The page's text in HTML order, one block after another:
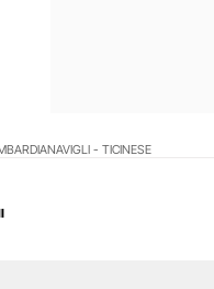
NAVIGLI - TICINESE